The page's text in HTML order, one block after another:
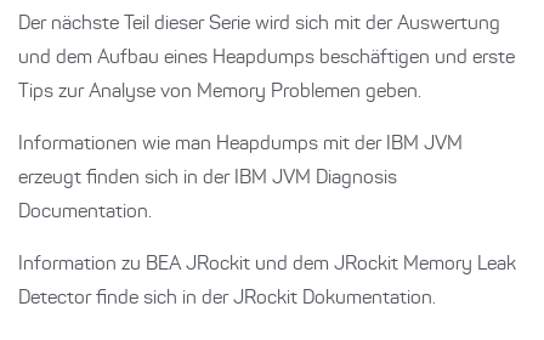
Der nächste Teil dieser Serie wird sich mit der Auswertung
und dem Aufbau eines Heapdumps beschäftigen und erste
Tips zur Analyse von Memory Problemen geben.
Informationen wie man Heapdumps mit der IBM JVM
erzeugt finden sich in der IBM JVM Diagnosis
Documentation.
Information zu BEA JRockit und dem JRockit Memory Leak
Detector finde sich in der JRockit Dokumentation.